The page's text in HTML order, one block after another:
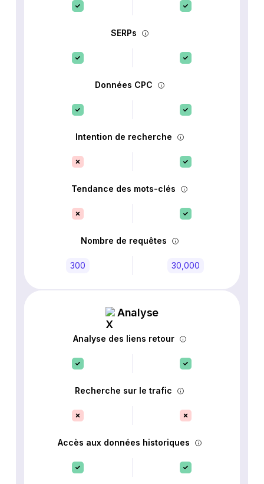
SERPs
Données CPC
Intention de recherche
Tendance des mots-clés
Nombre de requêtes
300 30,000
Analyse
Analyse des liens retour
Recherche sur le trafic
Accès aux données historiques